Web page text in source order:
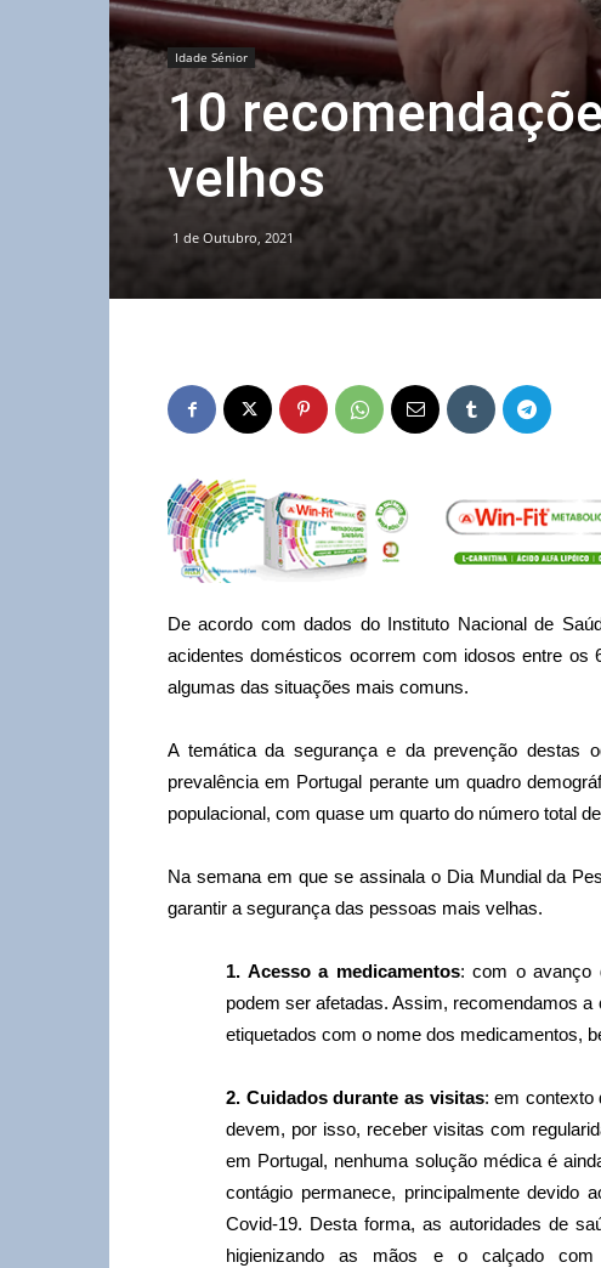
Idade Sénior
10
velhos
1 de Outubro, 2021
De acordo com dados do Instituto Nacional de
acidentes domésticos ocorrem com idosos entre
algumas das situações mais comuns.
A temática da segurança e da prevenção destas
prevalência em Portugal perante um quadro
populacional, com quase um quarto do número total
Na semana em que se assinala o Dia Mundial da
garantir a segurança das pessoas mais velhas.
1. Acesso a medicamentos: com o avanço
podem ser afetadas. Assim, recomendamos
etiquetados com o nome dos medicamentos,
2. Cuidados durante as visitas: em contexto
devem, por isso, receber visitas com
em Portugal, nenhuma solução médica é
contágio permanece, principalmente devido
Covid-19. Desta forma, as autoridades de
higienizando as mãos e o calçado com